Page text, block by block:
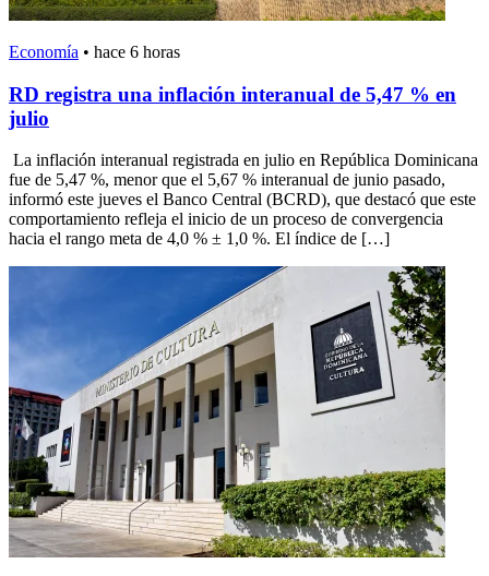
Economía • hace 6 horas
RD registra una inflación interanual de 5,47 % en
julio
La inflación interanual registrada en julio en República Dominicana
fue de 5,47 %, menor que el 5,67 % interanual de junio pasado,
informó este jueves el Banco Central (BCRD), que destacó que este
comportamiento refleja el inicio de un proceso de convergencia
hacia el rango meta de 4,0 % ± 1,0 %. El índice de […]